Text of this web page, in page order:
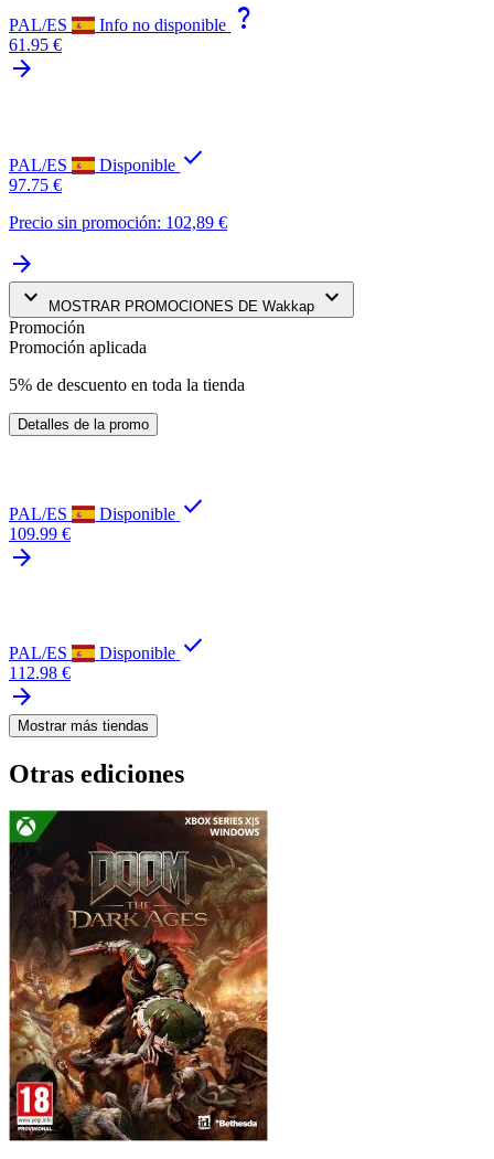
PAL/ES Info no disponible question_mark
61.95 €
arrow_forward
PAL/ES Disponible check
97.75 €
Precio sin promoción: 102,89 €
arrow_forward
keyboard_arrow_down
MOSTRAR PROMOCIONES DE Wakkap keyboard_arrow_down
Promoción
Promoción aplicada
5% de descuento en toda la tienda
Detalles de la promo
PAL/ES Disponible check
109.99 €
arrow_forward
PAL/ES Disponible check
112.98 €
arrow_forward
Mostrar más tiendas
Otras ediciones